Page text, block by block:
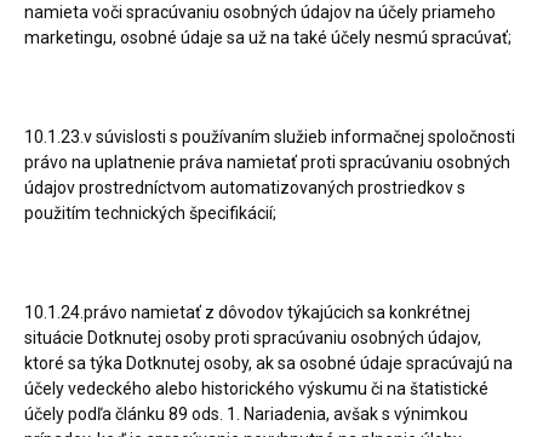
namieta voči spracúvaniu osobných údajov na účely priameho
marketingu, osobné údaje sa už na také účely nesmú spracúvať;
10.1.23.v súvislosti s používaním služieb informačnej spoločnosti
právo na uplatnenie práva namietať proti spracúvaniu osobných
údajov prostredníctvom automatizovaných prostriedkov s
použitím technických špecifikácií;
10.1.24.právo namietať z dôvodov týkajúcich sa konkrétnej
situácie Dotknutej osoby proti spracúvaniu osobných údajov,
ktoré sa týka Dotknutej osoby, ak sa osobné údaje spracúvajú na
účely vedeckého alebo historického výskumu či na štatistické
účely podľa článku 89 ods. 1. Nariadenia, avšak s výnimkou